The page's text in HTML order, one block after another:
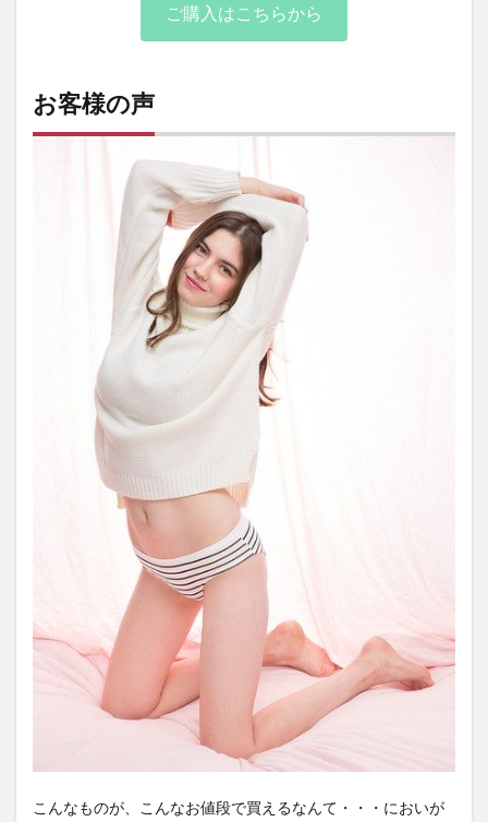
ご購入はこちらから
お客様の声
こんなものが、こんなお値段で買えるなんて・・・においが